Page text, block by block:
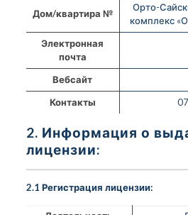
Дом/квартира №
Орто-
комплекс
Электронная
почта
Вебсайт
Контакты
2. Информация о
лицензии:
2.1 Регистрация лицензии: